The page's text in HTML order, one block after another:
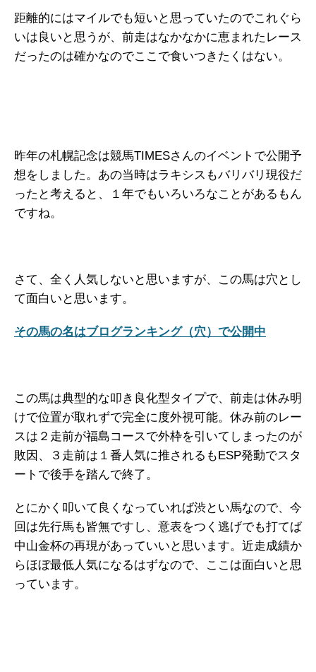
距離的にはマイルでも短いと思っていたのでこれぐら
いは良いと思うが、前走はなかなかに恵まれたレース
だったのは確かなのでここで食いつきたくはない。
昨年の札幌記念は競馬TIMESさんのイベントで公開予
想をしました。あの当時はラキシスもバリバリ現役だ
ったと考えると、１年でもいろいろなことがあるもん
ですね。
さて、全く人気しないと思いますが、この馬は穴とし
て面白いと思います。
その馬の名はブログランキング（穴）で公開中
この馬は典型的な叩き良化型タイプで、前走は休み明
けで位置が取れずで完全に度外視可能。休み前のレー
スは２走前が福島コースで外枠を引いてしまったのが
敗因、３走前は１番人気に推されるもESP発動でスタ
ートで後手を踏んで終了。
とにかく叩いて良くなっていれば渋とい馬なので、今
回は先行馬も皆無ですし、意表をつく逃げでも打てば
中山金杯の再現があっていいと思います。近走成績か
らほぼ最低人気になるはずなので、ここは面白いと思
っています。